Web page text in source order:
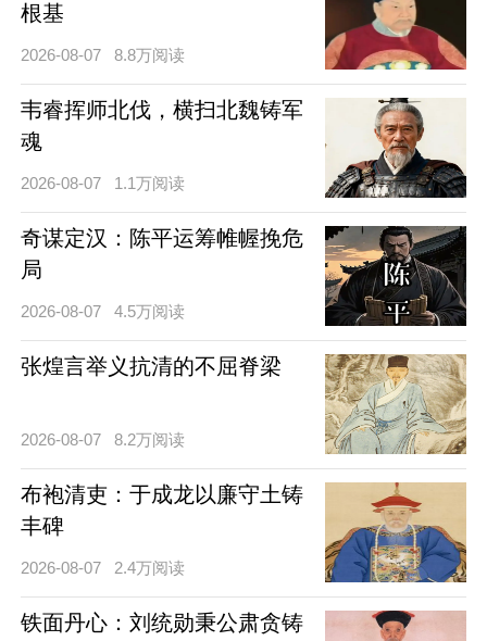
根基
2026-08-07 8.8万阅读
韦睿挥师北伐，横扫北魏铸军
魂
2026-08-07 1.1万阅读
奇谋定汉：陈平运筹帷幄挽危
局
2026-08-07 4.5万阅读
张煌言举义抗清的不屈脊梁
2026-08-07 8.2万阅读
布袍清吏：于成龙以廉守土铸
丰碑
2026-08-07 2.4万阅读
铁面丹心：刘统勋秉公肃贪铸